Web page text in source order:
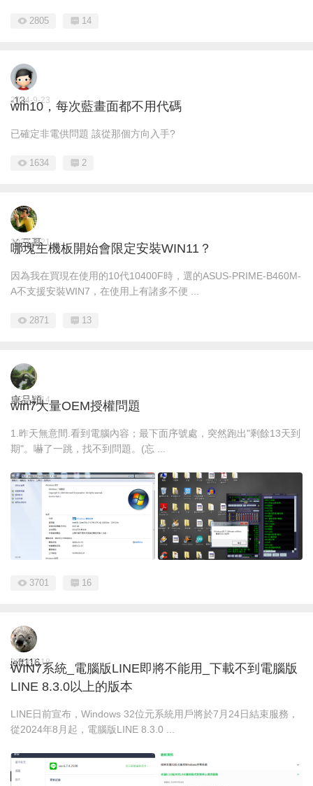
2805 14
-13-
2024-9-23
win10，每次藍畫面都不用代碼
已確定非電供問題 該從那個方向入手?
1634 2
ㄚ三哥
2024-8-21
哪塊主機板開始會限定安裝WIN11？
因為我在買現在使用的10代10400F時，選的ASUS-PRIME-B460M-
A不支援安裝WIN7，在使用上有諸多不便 ...
2871 13
康品穎
2024-7-14
win7大量OEM授權問題
1.昨天無意間.看到電腦內容；最下面序號處，突然跑出"剩餘13天到
期"。嚇了一跳，找不到問題。(忘 ...
3701 16
jeff116
2024-7-18
WIN7系統_電腦版LINE即將不能用_下載不到電腦版
LINE 8.3.0以上的版本
LINE日前宣布，Windows 32位元系統用戶將於7月24日結束服務，
從2024年8月起，電腦版LINE 8.3.0 ...